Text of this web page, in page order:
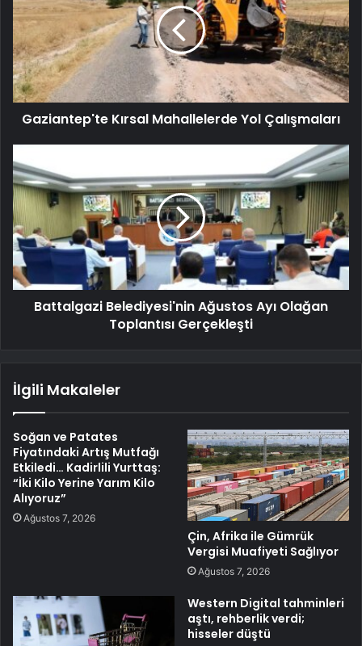
Gaziantep'te Kırsal Mahallelerde Yol Çalışmaları
Battalgazi Belediyesi'nin Ağustos Ayı Olağan
Toplantısı Gerçekleşti
İlgili Makaleler
Soğan ve Patates
Fiyatındaki Artış Mutfağı
Etkiledi… Kadirlili Yurttaş:
“İki Kilo Yerine Yarım Kilo
Alıyoruz”
Ağustos 7, 2026
Çin, Afrika ile Gümrük
Vergisi Muafiyeti Sağlıyor
Ağustos 7, 2026
Western Digital tahminleri
aştı, rehberlik verdi;
hisseler düştü